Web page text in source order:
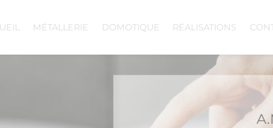
MÉTALLERIE DOMOTIQUE RÉALISATIONS